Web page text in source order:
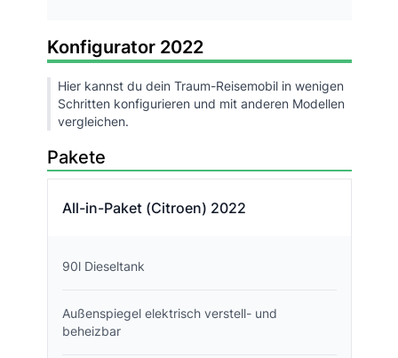
Konfigurator 2022
Hier kannst du dein Traum-Reisemobil in wenigen
Schritten konfigurieren und mit anderen Modellen
vergleichen.
Pakete
All-in-Paket (Citroen) 2022
90l Dieseltank
Außenspiegel elektrisch verstell- und
beheizbar